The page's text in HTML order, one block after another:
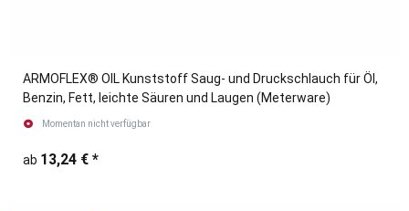
ARMOFLEX® OIL Kunststoff Saug- und Druckschlauch für Öl,
Benzin, Fett, leichte Säuren und Laugen (Meterware)
Momentan nicht verfügbar
ab 13,24 € *